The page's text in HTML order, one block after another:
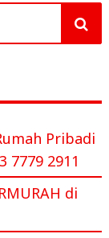
Pribadi
7779 2911
di